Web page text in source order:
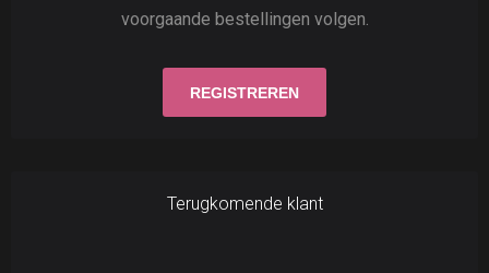
voorgaande bestellingen volgen.
Terugkomende klant